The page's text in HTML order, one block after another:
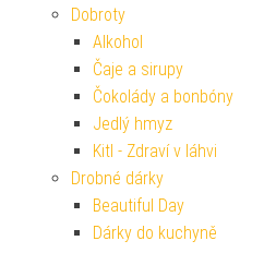
Dobroty
Alkohol
Čaje a sirupy
Čokolády a bonbóny
Jedlý hmyz
Kitl - Zdraví v láhvi
Drobné dárky
Beautiful Day
Dárky do kuchyně